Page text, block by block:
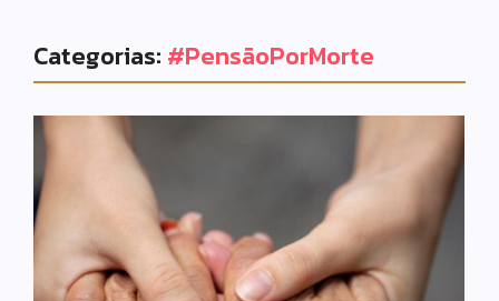
Categorias: #PensãoPorMorte